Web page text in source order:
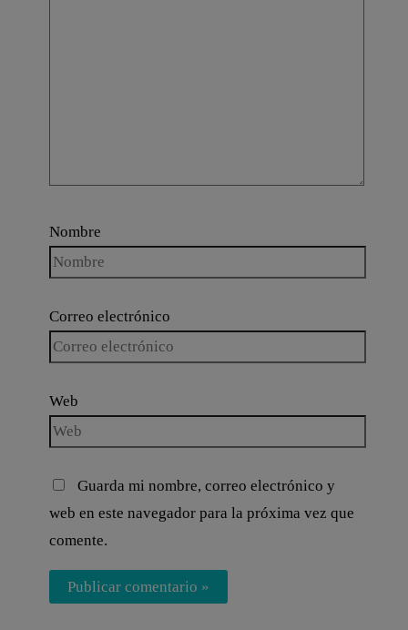
Nombre
Correo electrónico
Web
Guarda mi nombre, correo electrónico y
web en este navegador para la próxima vez que
comente.